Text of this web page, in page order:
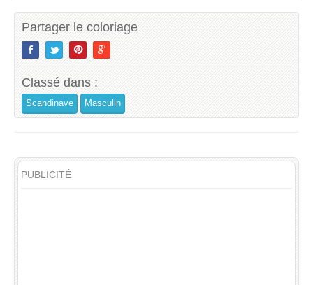
Partager le coloriage
Classé dans :
Scandinave Masculin
PUBLICITÉ